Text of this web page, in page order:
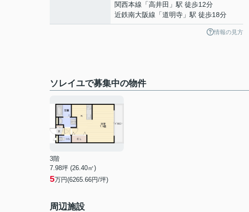
関西本線 「高井田 」駅 徒歩12分
近鉄南大阪線 「道明寺 」駅 徒歩18分
情報の見方
ソレイユで募集中の物件
3階
7.98坪 (26.40㎡)
5万円(6265.66円/坪)
周辺施設